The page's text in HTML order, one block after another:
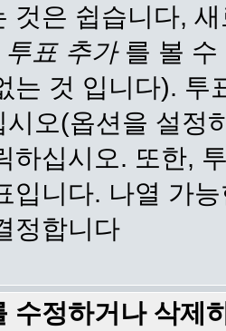
것은 쉽습니다,
투표 추가를 볼 수
는 것 입니다).
시오(옵션을 설정
하십시오. 또한,
입니다. 나열 가
정합니다
수정하거나 삭제